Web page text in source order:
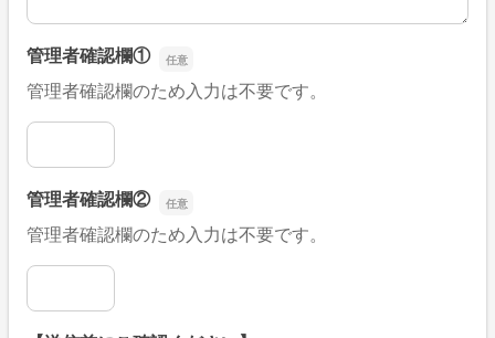
管理者確認欄①
管理者確認欄のため入力は不要です。
管理者確認欄①
管理者確認欄②
管理者確認欄のため入力は不要です。
管理者確認欄②